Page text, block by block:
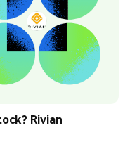
Rivian